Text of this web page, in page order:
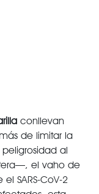
conllevan
de limitar la
al
el vaho de
SARS-CoV-2